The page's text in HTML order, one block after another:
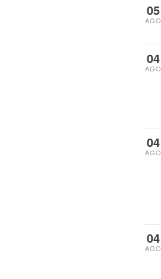
05
AGO
04
AGO
04
AGO
04
AGO